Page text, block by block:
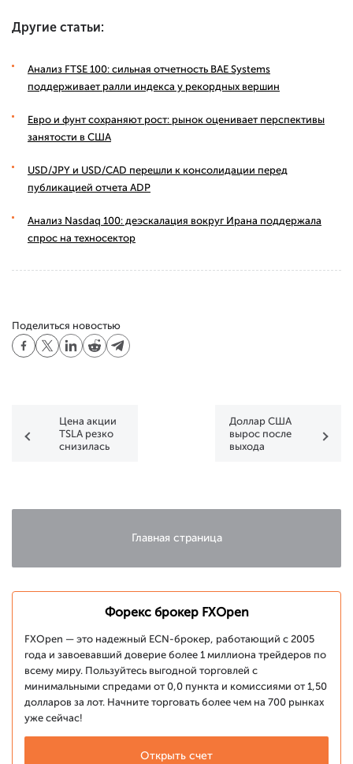
Другие статьи:
Анализ FTSE 100: сильная отчетность BAE Systems
поддерживает ралли индекса у рекордных вершин
Евро и фунт сохраняют рост: рынок оценивает перспективы
занятости в США
USD/JPY и USD/CAD перешли к консолидации перед
публикацией отчета ADP
Анализ Nasdaq 100: деэскалация вокруг Ирана поддержала
спрос на техносектор
Поделиться новостью
Цена акции
TSLA резко
снизилась
Доллар США
вырос после
выхода
Главная страница
Форекс брокер FXOpen
FXOpen — это надежный ECN-брокер, работающий с 2005
года и завоевавший доверие более 1 миллиона трейдеров по
всему миру. Пользуйтесь выгодной торговлей с
минимальными спредами от 0,0 пункта и комиссиями от 1,50
долларов за лот. Начните торговать более чем на 700 рынках
уже сейчас!
Открыть счет